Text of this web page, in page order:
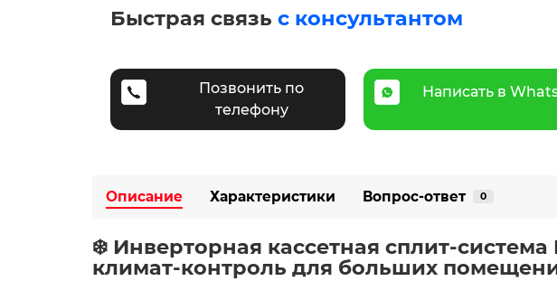
Быстрая связь с консультантом
Позвонить по
телефону
Написать в
Описание Характеристики Вопрос-ответ 0
❄️ Инверторная кассетная сплит-
климат-контроль для больших